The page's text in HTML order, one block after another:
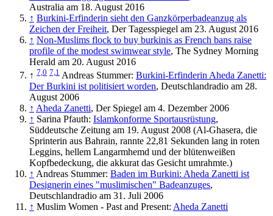
Australia am 18. August 2016
↑ Burkini-Erfinderin sieht den Ganzkörperbadeanzug als
Zeichen der Freiheit, Der Tagesspiegel am 23. August 2016
↑ Non-Muslims flock to buy burkinis as French bans raise
profile of the modest swimwear style, The Sydney Morning
Herald am 20. August 2016
↑ 7,0 7,1 Andreas Stummer: Burkini-Erfinderin Aheda Zanetti:
Der Burkini ist politisiert worden, Deutschlandradio am 28.
August 2006
↑ Aheda Zanetti, Der Spiegel am 4. Dezember 2006
↑ Sarina Pfauth: Islamkonforme Sportausrüstung,
Süddeutsche Zeitung am 19. August 2008 (Al-Ghasera, die
Sprinterin aus Bahrain, rannte 22,81 Sekunden lang in roten
Leggins, hellem Langarmhemd und der blütenweißen
Kopfbedeckung, die akkurat das Gesicht umrahmte.)
↑ Andreas Stummer: Baden im Burkini: Aheda Zanetti ist
Designerin eines "muslimischen" Badeanzuges,
Deutschlandradio am 31. Juli 2006
↑ Muslim Women - Past and Present: Aheda Zanetti